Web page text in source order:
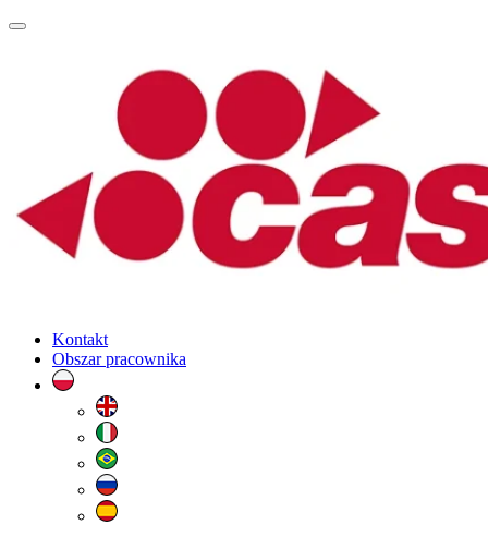
Kontakt
Obszar pracownika